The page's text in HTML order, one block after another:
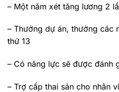
– Một năm xét tăng lương 2
– Thưởng dự án, thưởng các
thứ 13
– Có năng lực sẽ được đánh
– Trợ cấp thai sản cho nhân